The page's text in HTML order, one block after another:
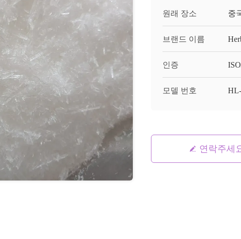
원래 장소 중
브랜드 이름
인증
모델 번호
연락주세